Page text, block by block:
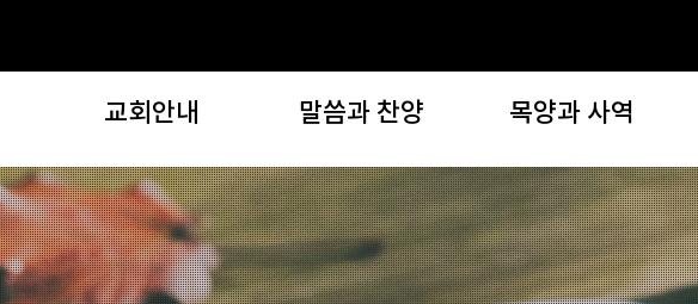
교회안내
교회안내
인사말
교회비전
말씀과 찬양
말씀과 찬양
설교영상
설교노트
목양과 사역
목양과 사역
지역 및 구역(목양위원회)
자치기관